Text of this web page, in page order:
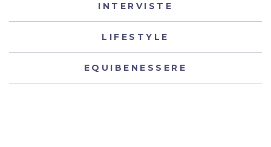
INTERVISTE
LIFESTYLE
EQUIBENESSERE